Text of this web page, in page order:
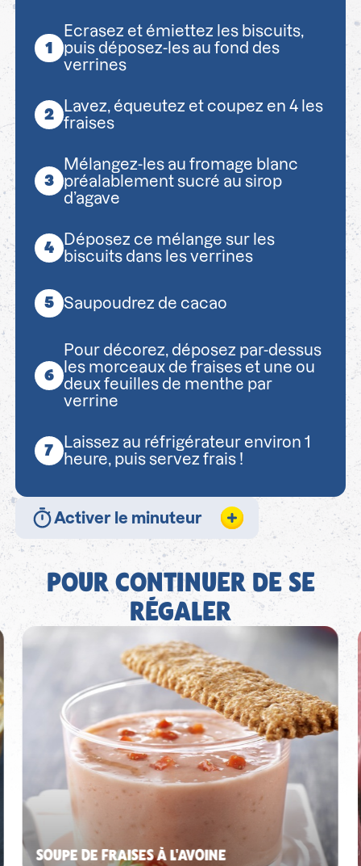
Ecrasez et émiettez les biscuits,
puis déposez-les au fond des
verrines
Lavez, équeutez et coupez en 4 les
fraises
Mélangez-les au fromage blanc
préalablement sucré au sirop
d’agave
Déposez ce mélange sur les
biscuits dans les verrines
Saupoudrez de cacao
Pour décorez, déposez par-dessus
les morceaux de fraises et une ou
deux feuilles de menthe par
verrine
Laissez au réfrigérateur environ 1
heure, puis servez frais !
Activer le minuteur
POUR CONTINUER DE SE
RÉGALER
SOUPE DE FRAISES À L'AVOINE